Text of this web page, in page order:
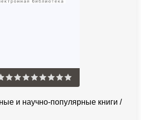
и научно-популярные книги /